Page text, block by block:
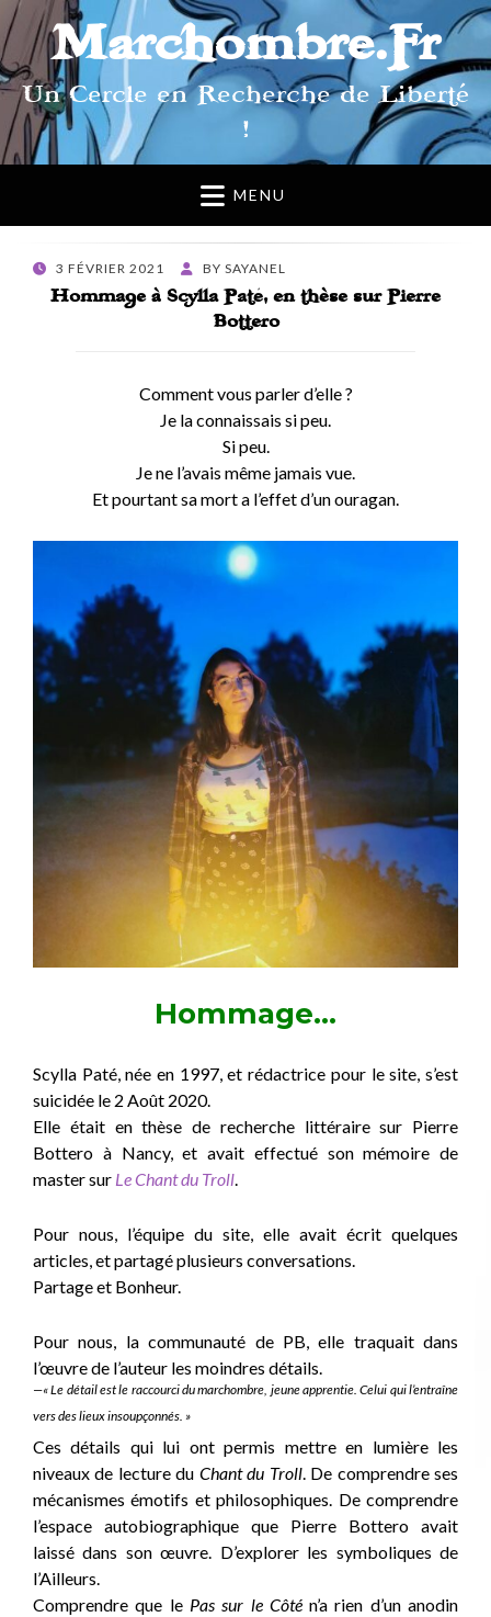
Marchombre.Fr
Un Cercle en Recherche de Liberté
!
MENU
POSTED
ON
3 FÉVRIER 2021 BY SAYANEL
Hommage à Scylla Paté, en thèse sur Pierre
Bottero
Comment vous parler d’elle ?
Je la connaissais si peu.
Si peu.
Je ne l’avais même jamais vue.
Et pourtant sa mort a l’effet d’un ouragan.
Hommage…
Scylla Paté, née en 1997, et rédactrice pour le site, s’est
suicidée le 2 Août 2020.
Elle était en thèse de recherche littéraire sur Pierre
Bottero à Nancy, et avait effectué son mémoire de
master sur Le Chant du Troll.
Pour nous, l’équipe du site, elle avait écrit quelques
articles, et partagé plusieurs conversations.
Partage et Bonheur.
Pour nous, la communauté de PB, elle traquait dans
l’œuvre de l’auteur les moindres détails.
—« Le détail est le raccourci du marchombre, jeune apprentie. Celui qui l’entraîne
vers des lieux insoupçonnés. »
Ces détails qui lui ont permis mettre en lumière les
niveaux de lecture du Chant du Troll. De comprendre ses
mécanismes émotifs et philosophiques. De comprendre
l’espace autobiographique que Pierre Bottero avait
laissé dans son œuvre. D’explorer les symboliques de
l’Ailleurs.
Comprendre que le Pas sur le Côtén’a rien d’un anodin